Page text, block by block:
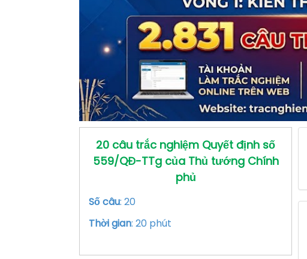
20 câu trắc nghiệm Quyết định số
559/QĐ-TTg của Thủ tướng Chính
phủ
Số câu: 20
Thời gian: 20 phút